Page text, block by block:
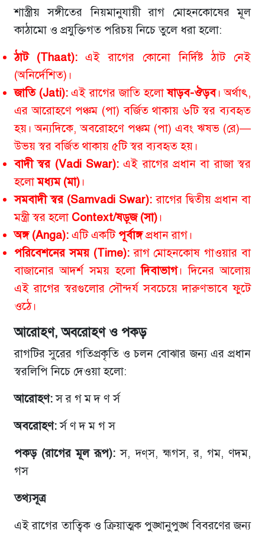
শাস্ত্রীয় সঙ্গীতের নিয়মানুযায়ী রাগ মোহনকোষের মূল
কাঠামো ও প্রযুক্তিগত পরিচয় নিচে তুলে ধরা হলো:
ঠাট (Thaat):এই রাগের কোনো নির্দিষ্ট ঠাট নেই
(অনির্দেশিত)।
জাতি (Jati):এই রাগের জাতি হলোষাড়ব-ঔড়ব। অর্থাৎ,
এর আরোহণে পঞ্চম (পা) বর্জিত থাকায় ৬টি স্বর ব্যবহৃত
হয়। অন্যদিকে, অবরোহণে পঞ্চম (পা) এবং ঋষভ (রে)—
উভয় স্বর বর্জিত থাকায় ৫টি স্বর ব্যবহৃত হয়।
বাদী স্বর (Vadi Swar): এই রাগের প্রধান বা রাজা স্বর
হলোমধ্যম (মা) ।
সমবাদী স্বর (Samvadi Swar): রাগের দ্বিতীয় প্রধান বা
মন্ত্রী স্বর হলো Context/ষড়্‌জ (সা) ।
অঙ্গ (Anga): এটি একটি পূর্বাঙ্গপ্রধান রাগ।
পরিবেশনের সময় (Time):রাগ মোহনকোষ গাওয়ার বা
বাজানোর আদর্শ সময় হলোদিবাভাগ। দিনের আলোয়
এই রাগের স্বরগুলোর সৌন্দর্য সবচেয়ে দারুণভাবে ফুটে
ওঠে।
আরোহণ, অবরোহণ ও পকড়
রাগটির সুরের গতিপ্রকৃতি ও চলন বোঝার জন্য এর প্রধান
স্বরলিপি নিচে দেওয়া হলো:
আরোহণ:স র গ ম দ ণ র্স
অবরোহণ:র্স ণ দ ম গ স
পকড় (রাগের মূল রূপ): স, দ্ণ্‌স, হ্মগস, র, গম, ণদম,
গস
তথ্যসূত্র
এই রাগের তাত্বিক ও ক্রিয়াত্মক পুঙ্খানুপুঙ্খ বিবরণের জন্য